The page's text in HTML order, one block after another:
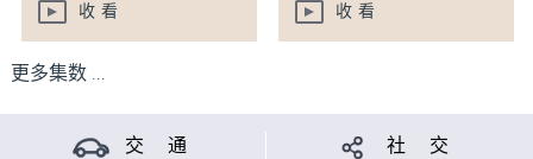
收看 收看
更多集数 ...
交 通 社 交